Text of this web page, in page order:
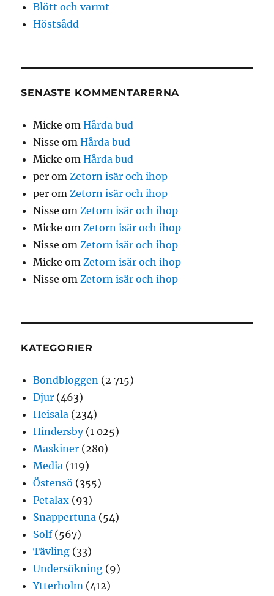
Blött och varmt
Höstsådd
SENASTE KOMMENTARERNA
Micke omHårda bud
Nisse omHårda bud
Micke omHårda bud
per omZetorn isär och ihop
per omZetorn isär och ihop
Nisse omZetorn isär och ihop
Micke omZetorn isär och ihop
Nisse omZetorn isär och ihop
Micke omZetorn isär och ihop
Nisse omZetorn isär och ihop
KATEGORIER
Bondbloggen (2 715)
Djur (463)
Heisala (234)
Hindersby(1 025)
Maskiner (280)
Media (119)
Östensö (355)
Petalax (93)
Snappertuna (54)
Solf(567)
Tävling (33)
Undersökning (9)
Ytterholm (412)